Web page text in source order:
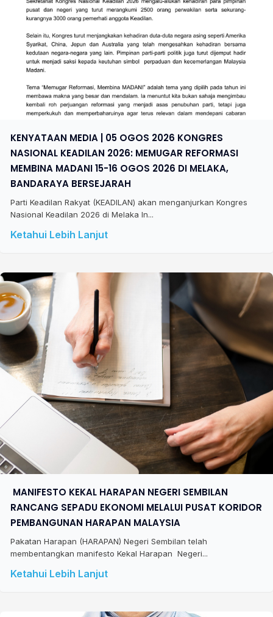
KENYATAAN MEDIA | 05 OGOS 2026 KONGRES
NASIONAL KEADILAN 2026: MEMUGAR REFORMASI
MEMBINA MADANI 15-16 OGOS 2026 DI MELAKA,
BANDARAYA BERSEJARAH
Parti Keadilan Rakyat (KEADILAN) akan menganjurkan Kongres
Nasional Keadilan 2026 di Melaka In...
Ketahui Lebih Lanjut
​ MANIFESTO KEKAL HARAPAN NEGERI SEMBILAN
RANCANG SEPADU EKONOMI MELALUI PUSAT KORIDOR
PEMBANGUNAN HARAPAN MALAYSIA
Pakatan Harapan (HARAPAN) Negeri Sembilan telah
membentangkan manifesto Kekal Harapan Negeri...
Ketahui Lebih Lanjut